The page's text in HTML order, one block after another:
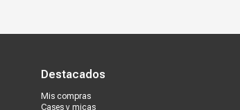
Destacados
Mis compras
Cases y micas